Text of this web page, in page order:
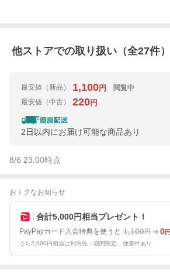
他ストアでの取り扱い（全27件）
最安値 （新品） 1,100円
閲覧中
最安値 （中古） 220円
2日以内にお届け可能な商品あり
8/6 23:00時点
おトクなお知らせ
合計5,000円相当プレゼント！
PayPayカード入会特典を使うと 1,100円 0円
うち2,000円相当は利用先・期間限定。他条件あり